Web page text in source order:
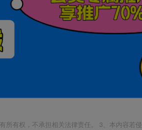
有权，不承担相关法律责任。 3、本内容若